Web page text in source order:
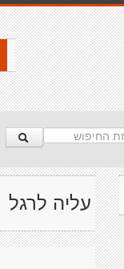
עליה לרגל